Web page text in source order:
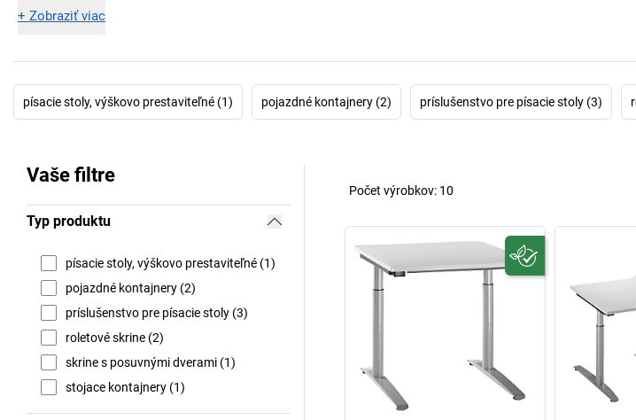
+ Zobraziť viac
písacie stoly, výškovo prestaviteľné (1) pojazdné kontajnery (2) príslušenstvo pre písacie stoly (3)
Vaše filtre
Typ produktu
písacie stoly, výškovo prestaviteľné (1)
pojazdné kontajnery (2)
príslušenstvo pre písacie stoly (3)
roletové skrine (2)
skrine s posuvnými dverami (1)
stojace kontajnery (1)
Počet výrobkov: 10